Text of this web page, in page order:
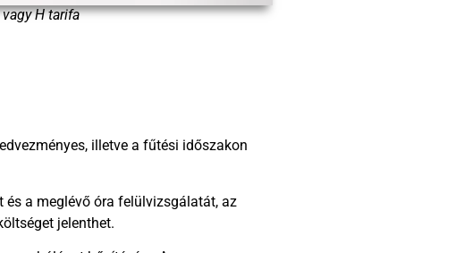
vagy H tarifa
illetve a fűtési időszakon
a meglévő óra felülvizsgálatát, az
jelenthet.